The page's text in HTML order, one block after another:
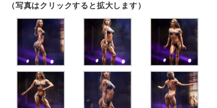
（写真はクリックすると拡大します）